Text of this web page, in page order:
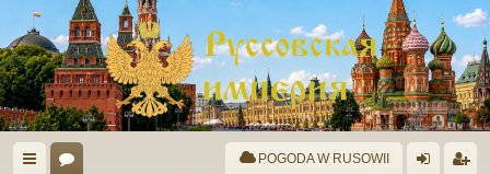
POGODA W RUSOWII